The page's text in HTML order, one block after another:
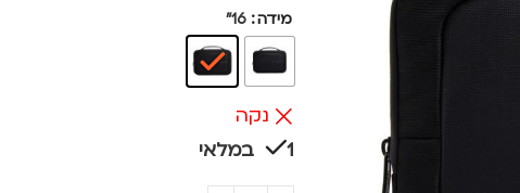
מידה 16"
נקה
1 במלאי